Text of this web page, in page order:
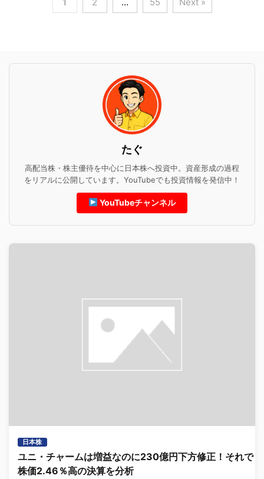
たぐ
高配当株・株主優待を中心に日本株へ投資中。資産形成の過程
をリアルに公開しています。YouTubeでも投資情報を発信中！
YouTubeチャンネル
日本株
ユニ・チャームは増益なのに230億円下方修正！それでも
株価2.46％高の決算を分析